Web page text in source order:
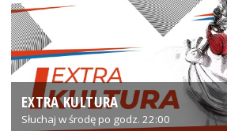
EXTRA KULTURA
Słuchaj w środę po godz. 22:00